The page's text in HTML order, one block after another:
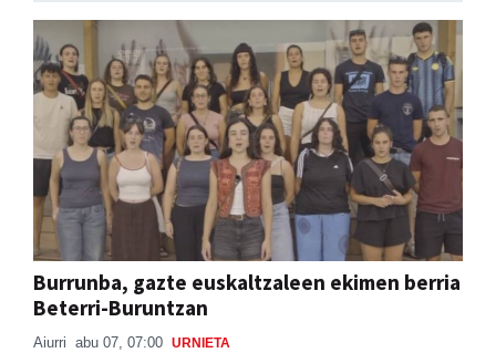
Burrunba, gazte euskaltzaleen ekimen berria
Beterri-Buruntzan
Aiurri abu 07, 07:00 URNIETA